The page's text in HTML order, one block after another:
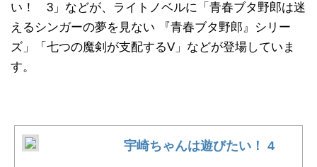
い！ 3」などが、ライトノベルに「青春ブタ野郎は迷
えるシンガーの夢を見ない 『青春ブタ野郎』シリー
ズ」「七つの魔剣が支配するV」などが登場していま
す。
宇崎ちゃんは遊びたい！ 4